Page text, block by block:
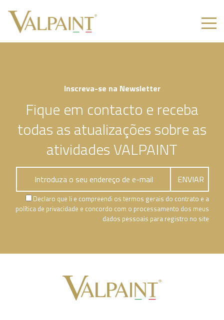
Inscreva-se na Newsletter
Fique em contacto e receba
todas as atualizações sobre as
atividades VALPAINT
Declaro que li e compreendi os termos gerais do contrato e a
política de privacidade e concordo com o processamento dos meus
dados pessoais para registro no site